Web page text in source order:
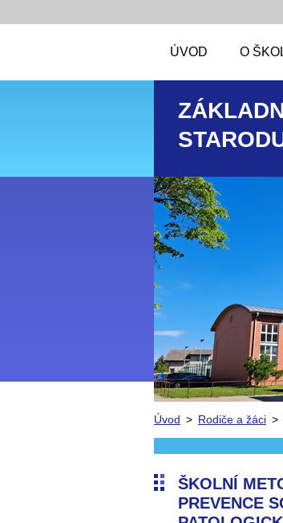
ÚVOD O
Úvod > Rodiče a žáci >
ŠKOLNÍ
PREVENCE